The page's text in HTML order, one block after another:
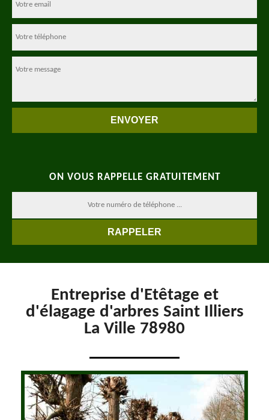
ON VOUS RAPPELLE GRATUITEMENT
Entreprise d'Etêtage et
d'élagage d'arbres Saint Illiers
La Ville 78980